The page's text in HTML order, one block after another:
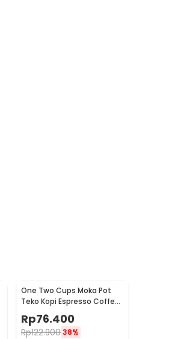
One Two Cups Moka Pot
Teko Kopi Espresso Coffee
Stovetop 6 Cup 300ml -
Z20
Rp76.400
Rp122.90038%